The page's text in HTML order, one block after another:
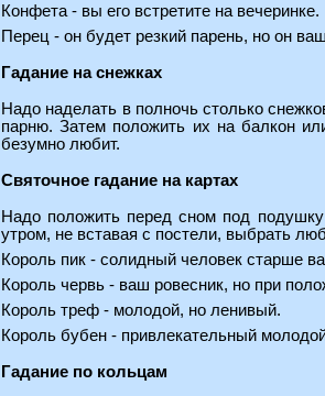
Конфета - вы его встретите на вечеринке.
Перец - он будет резкий парень, но он
Гадание на снежках
Надо наделать в полночь столько
парню. Затем положить их на балкон
безумно любит.
Святочное гадание на картах
Надо положить перед сном под
утром, не вставая с постели, выбрать
Король пик - солидный человек старше
Король червь - ваш ровесник, но при
Король треф - молодой, но ленивый.
Король бубен - привлекательный
Гадание по кольцам